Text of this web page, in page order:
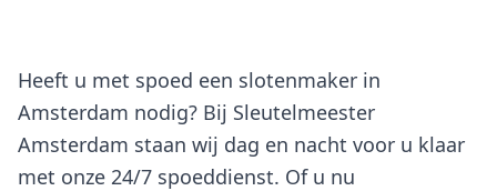
Heeft u met spoed een slotenmaker in
Amsterdam nodig? Bij Sleutelmeester
Amsterdam staan wij dag en nacht voor u klaar
met onze 24/7 spoeddienst. Of u nu